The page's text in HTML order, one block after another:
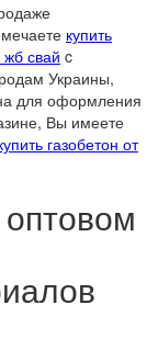
купить
жб свай c
Украины,
для оформления
Вы имеете
газобетон от